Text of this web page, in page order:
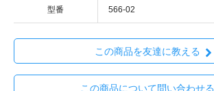
型番 566-02
この商品を友達に教える
この商品について問い合わせる